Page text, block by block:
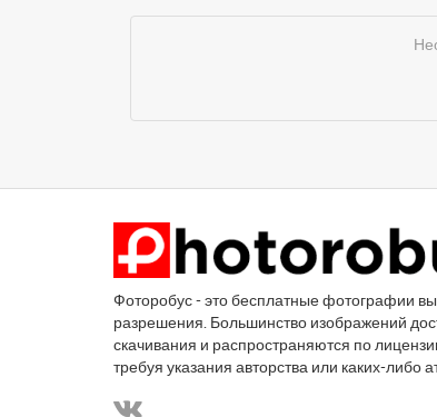
Фоторобус - это бесплатные фотографии
разрешения. Большинство изображений
скачивания и распространяются по
требуя указания авторства или каких-либо